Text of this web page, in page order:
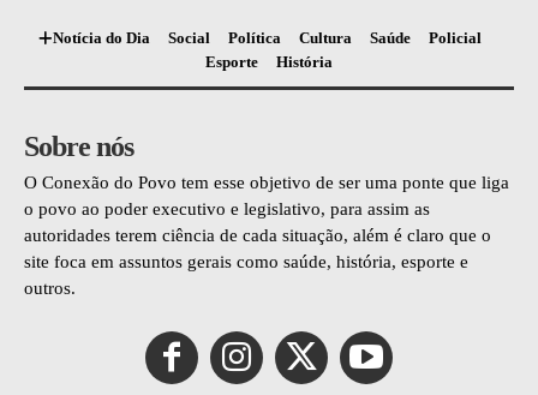
Notícia do Dia Social Política Cultura Saúde
Policial
Esporte
História
Sobre nós
O Conexão do Povo tem esse objetivo de ser uma ponte que liga
o povo ao poder executivo e legislativo, para assim as
autoridades terem ciência de cada situação, além é claro que o
site foca em assuntos gerais como saúde, história, esporte e
outros.